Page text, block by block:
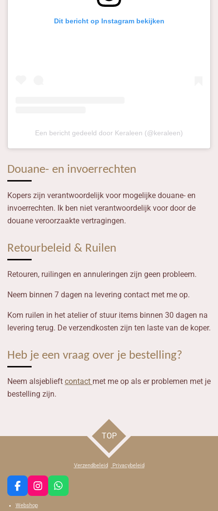
Dit bericht op Instagram bekijken
Een bericht gedeeld door Keraleen (@keraleen)
Douane- en invoerrechten
Kopers zijn verantwoordelijk voor mogelijke douane- en
invoerrechten. Ik ben niet verantwoordelijk voor door de
douane veroorzaakte vertragingen.
Retourbeleid & Ruilen
Retouren, ruilingen en annuleringen zijn geen probleem.
Neem binnen 7 dagen na levering contact met me op.
Kom ruilen in het atelier of stuur items binnen 30 dagen na
levering terug. De verzendkosten zijn ten laste van de koper.
Heb je een vraag over je bestelling?
Neem alsjeblieft contact met me op als er problemen met je
bestelling zijn.
TOP
Verzendbeleid Privacybeleid
F
a
c
I
n
s
W
h
Webshop